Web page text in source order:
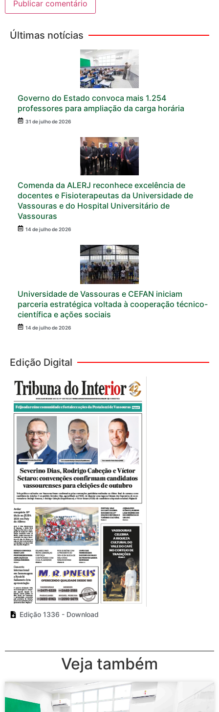
Últimas notícias
Governo do Estado convoca mais 1.254
professores para ampliação da carga horária
31 de julho de 2026
Comenda da ALERJ reconhece excelência de
docentes e Fisioterapeutas da Universidade de
Vassouras e do Hospital Universitário de
Vassouras
14 de julho de 2026
Universidade de Vassouras e CEFAN iniciam
parceria estratégica voltada à cooperação técnico-
científica e ações sociais
14 de julho de 2026
Edição Digital
Edição 1336 - Download
Veja também